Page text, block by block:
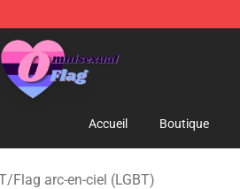
Best Store of Omnisexual Flag
Accueil Boutique
/Flag arc-en-ciel (LGBT)